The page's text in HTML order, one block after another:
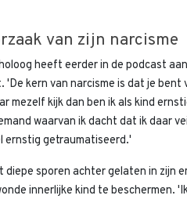
van zijn narcisme
heeft eerder in de podcast
'De kern van narcisme is dat je
mezelf kijk dan ben ik als kind
waarvan ik dacht dat ik daar
ernstig getraumatiseerd.'
diepe sporen achter gelaten in zijn
innerlijke kind te beschermen.